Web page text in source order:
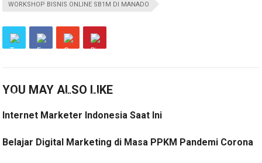
WORKSHOP BISNIS ONLINE SB1M DI MANADO
YOU MAY ALSO LIKE
Internet Marketer Indonesia Saat Ini
Belajar Digital Marketing di Masa PPKM Pandemi Corona